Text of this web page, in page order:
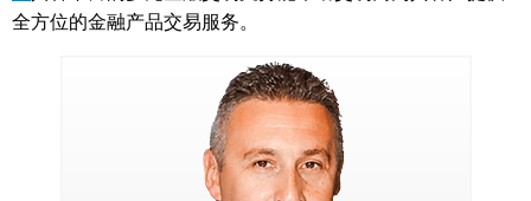
全方位的金融产品交易服务。